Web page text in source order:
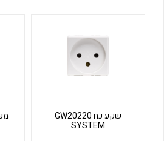
לכל מוצרי היצרן
שקע כח GW20220
SYSTEM